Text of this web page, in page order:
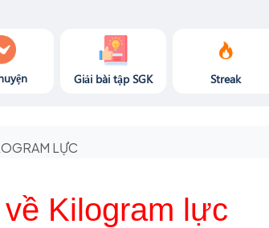
Giải bài tập SGK Streak
LỰC
Kilogram lực